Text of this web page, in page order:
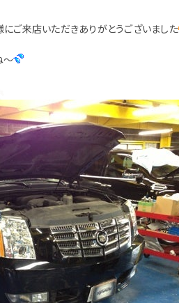
ご来店いただきありがとうございました
～